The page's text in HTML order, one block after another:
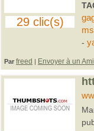
29 clic(s)
-
Par freed | Envoyer à un